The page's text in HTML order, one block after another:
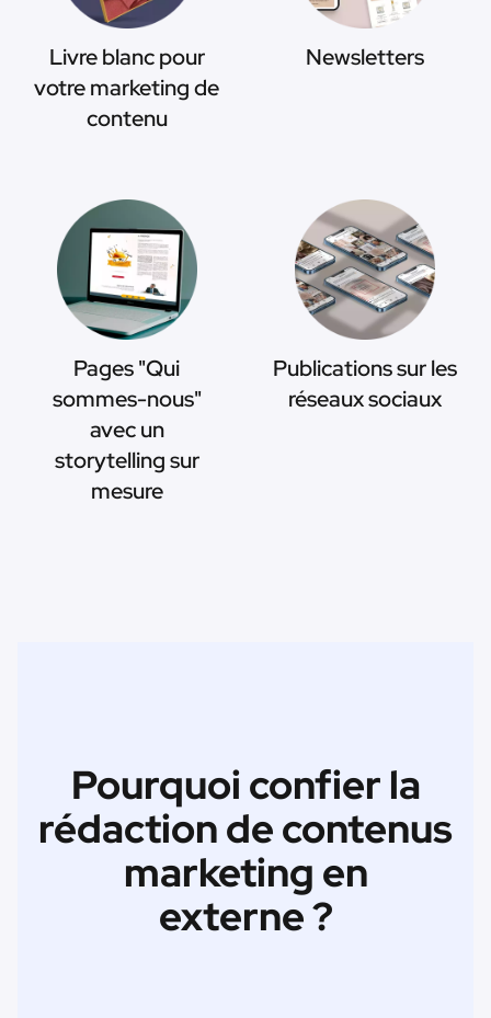
Livre blanc pour
votre marketing de
contenu
Newsletters
Pages "Qui
sommes-nous"
avec un
storytelling sur
mesure
Publications sur les
réseaux sociaux
Pourquoi confier la
rédaction de contenus
marketing en
externe ?